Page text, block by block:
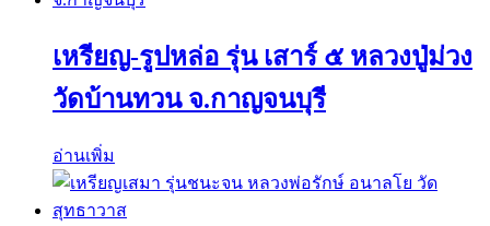
เหรียญ-รูปหล่อ รุ่น เสาร์ ๕ หลวงปู่ม่วง
วัดบ้านทวน จ.กาญจนบุรี
อ่านเพิ่ม